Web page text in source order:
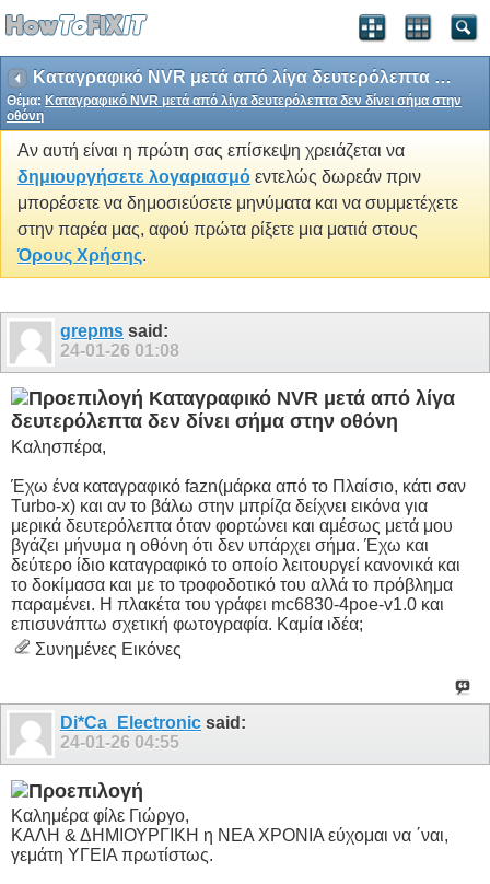
Καταγραφικό NVR μετά από λίγα δευτερόλεπτα δεν δίνει σήμα στην οθόνη
Θέμα: Καταγραφικό NVR μετά από λίγα δευτερόλεπτα δεν δίνει σήμα στην
οθόνη
Αν αυτή είναι η πρώτη σας επίσκεψη χρειάζεται να
δημιουργήσετε λογαριασμό εντελώς δωρεάν πριν
μπορέσετε να δημοσιεύσετε μηνύματα και να συμμετέχετε
στην παρέα μας, αφού πρώτα ρίξετε μια ματιά στους
Όρους Χρήσης.
grepms said:
24-01-26 01:08
Καταγραφικό NVR μετά από λίγα
δευτερόλεπτα δεν δίνει σήμα στην οθόνη
Καλησπέρα,
Έχω ένα καταγραφικό fazn(μάρκα από το Πλαίσιο, κάτι σαν
Turbo-x) και αν το βάλω στην μπρίζα δείχνει εικόνα για
μερικά δευτερόλεπτα όταν φορτώνει και αμέσως μετά μου
βγάζει μήνυμα η οθόνη ότι δεν υπάρχει σήμα. Έχω και
δεύτερο ίδιο καταγραφικό το οποίο λειτουργεί κανονικά και
το δοκίμασα και με το τροφοδοτικό του αλλά το πρόβλημα
παραμένει. Η πλακέτα του γράφει mc6830-4poe-v1.0 και
επισυνάπτω σχετική φωτογραφία. Καμία ιδέα;
Συνημένες Εικόνες
Di*Ca_Electronic said:
24-01-26 04:55
Καλημέρα φίλε Γιώργο,
ΚΑΛΗ & ΔΗΜΙΟΥΡΓΙΚΗ η ΝΕΑ ΧΡΟΝΙΑ εύχομαι να ΄ναι,
γεμάτη ΥΓΕΙΑ πρωτίστως.